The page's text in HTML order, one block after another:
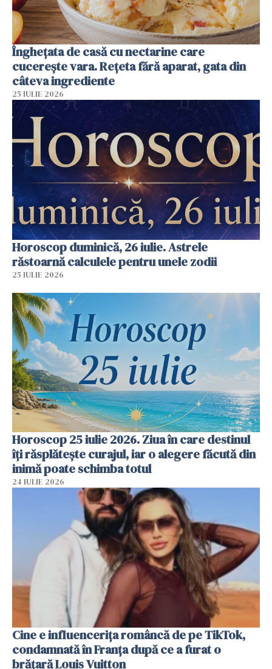
Înghețata de casă cu nectarine care
cucerește vara. Rețeta fără aparat, gata din
câteva ingrediente
25 IULIE 2026
Horoscop duminică, 26 iulie. Astrele
răstoarnă calculele pentru unele zodii
25 IULIE 2026
Horoscop 25 iulie 2026. Ziua în care destinul
îți răsplătește curajul, iar o alegere făcută din
inimă poate schimba totul
24 IULIE 2026
Cine e influencerița româncă de pe TikTok,
condamnată în Franța după ce a furat o
brățară Louis Vuitton